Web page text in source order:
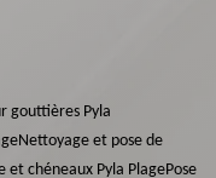
gouttières Pyla
Nettoyage et pose de
et chéneaux Pyla PlagePose